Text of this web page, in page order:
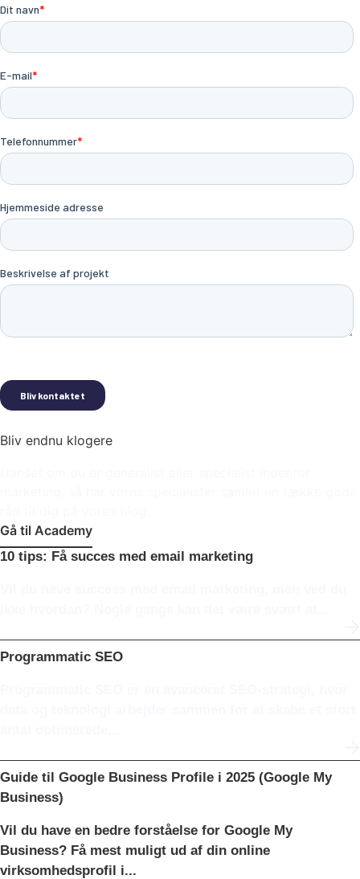
Bliv endnu klogere
Gå til Academy
10 tips: Få succes med email marketing
Programmatic SEO
Guide til Google Business Profile i 2025 (Google My
Business)
Vil du have en bedre forståelse for Google My
Business? Få mest muligt ud af din online
virksomhedsprofil i...